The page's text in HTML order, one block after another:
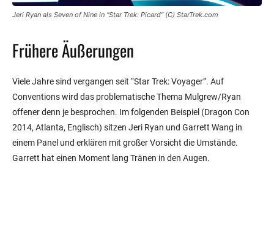
Jeri Ryan als Seven of Nine in “Star Trek: Picard” (C) StarTrek.com
Frühere Äußerungen
Viele Jahre sind vergangen seit “Star Trek: Voyager”. Auf
Conventions wird das problematische Thema Mulgrew/Ryan
offener denn je besprochen. Im folgenden Beispiel (Dragon Con
2014, Atlanta, Englisch) sitzen Jeri Ryan und Garrett Wang in
einem Panel und erklären mit großer Vorsicht die Umstände.
Garrett hat einen Moment lang Tränen in den Augen.